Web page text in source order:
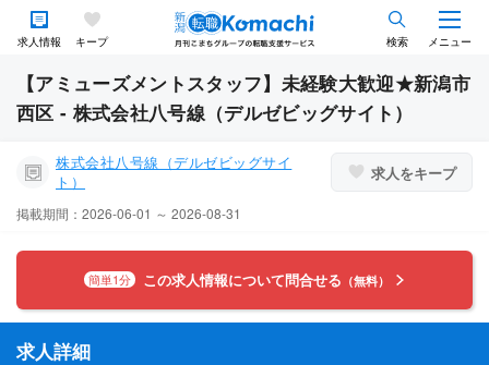
求人情報 キープ 検索 メニュー
【アミューズメントスタッフ】未経験大歓迎★新潟市
西区 - 株式会社八号線（デルゼビッグサイト）
株式会社八号線（デルゼビッグサイ
ト）
求人をキープ
掲載期間：2026-06-01 ～ 2026-08-31
簡単1分 この求人情報について問合せる （無料）
求人詳細